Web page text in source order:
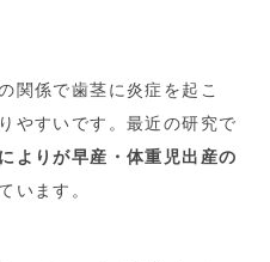
関係で歯茎に炎症を起こ
やすいです。最近の研究で
よりが早産・体重児出産の
います。